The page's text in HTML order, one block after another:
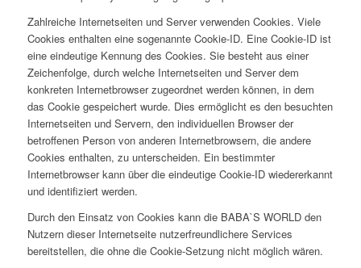
Zahlreiche Internetseiten und Server verwenden Cookies. Viele
Cookies enthalten eine sogenannte Cookie-ID. Eine Cookie-ID ist
eine eindeutige Kennung des Cookies. Sie besteht aus einer
Zeichenfolge, durch welche Internetseiten und Server dem
konkreten Internetbrowser zugeordnet werden können, in dem
das Cookie gespeichert wurde. Dies ermöglicht es den besuchten
Internetseiten und Servern, den individuellen Browser der
betroffenen Person von anderen Internetbrowsern, die andere
Cookies enthalten, zu unterscheiden. Ein bestimmter
Internetbrowser kann über die eindeutige Cookie-ID wiedererkannt
und identifiziert werden.
Durch den Einsatz von Cookies kann die BABA`S WORLD den
Nutzern dieser Internetseite nutzerfreundlichere Services
bereitstellen, die ohne die Cookie-Setzung nicht möglich wären.